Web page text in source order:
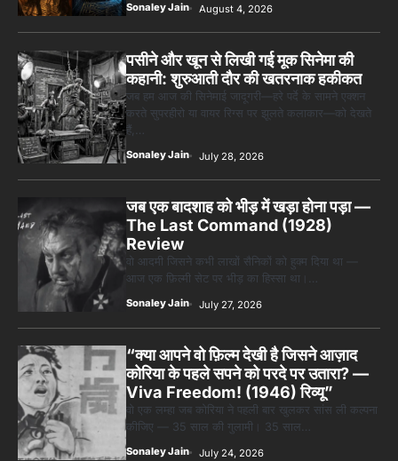
Sonaley Jain August 4, 2026
पसीने और खून से लिखी गई मूक सिनेमा की
कहानी: शुरुआती दौर की खतरनाक हकीकत
जब हम आज की सिनेमाई जादूगरी—हरे पर्दे के सामने एक्शन
करते सुपरहीरो या वायर रिग्स पर झूलते कलाकार—को देखते
हैं,…
Sonaley Jain July 28, 2026
जब एक बादशाह को भीड़ में खड़ा होना पड़ा —
The Last Command (1928)
Review
वो आदमी जिसने कभी लाखों सैनिकों को हुक्म दिया था —
आज एक फ़िल्मी सेट पर भीड़ का हिस्सा था।…
Sonaley Jain July 27, 2026
“क्या आपने वो फ़िल्म देखी है जिसने आज़ाद
कोरिया के पहले सपने को परदे पर उतारा? —
Viva Freedom! (1946) रिव्यू”
वो एक लम्हा जब कोरिया ने पहली बार खुलकर सांस ली कल्पना
कीजिए — 35 साल की गुलामी। 35 साल…
Sonaley Jain July 24, 2026